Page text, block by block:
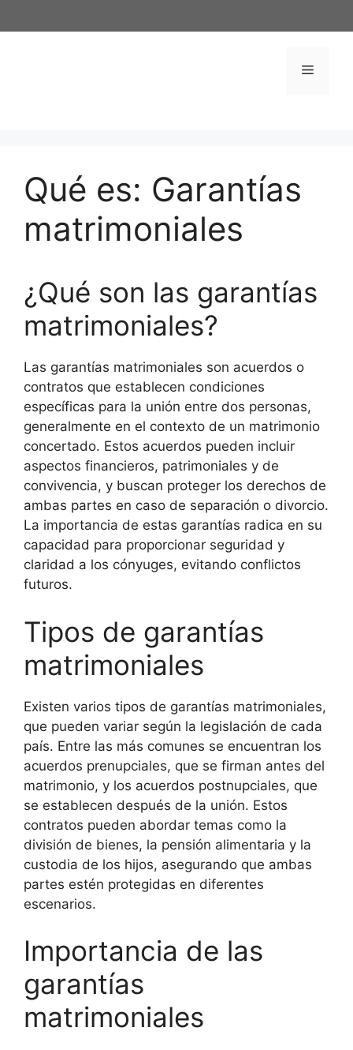
al
Menú
Qué es: Garantías
matrimoniales
¿Qué son las garantías
matrimoniales?
Las garantías matrimoniales son acuerdos o
contratos que establecen condiciones
específicas para la unión entre dos personas,
generalmente en el contexto de un matrimonio
concertado. Estos acuerdos pueden incluir
aspectos financieros, patrimoniales y de
convivencia, y buscan proteger los derechos de
ambas partes en caso de separación o divorcio.
La importancia de estas garantías radica en su
capacidad para proporcionar seguridad y
claridad a los cónyuges, evitando conflictos
futuros.
Tipos de garantías
matrimoniales
Existen varios tipos de garantías matrimoniales,
que pueden variar según la legislación de cada
país. Entre las más comunes se encuentran los
acuerdos prenupciales, que se firman antes del
matrimonio, y los acuerdos postnupciales, que
se establecen después de la unión. Estos
contratos pueden abordar temas como la
división de bienes, la pensión alimentaria y la
custodia de los hijos, asegurando que ambas
partes estén protegidas en diferentes
escenarios.
Importancia de las
garantías
matrimoniales